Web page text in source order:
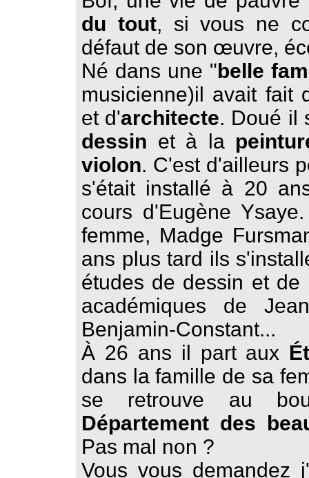
du tout, si vous ne
défaut de son œuvre,
Né dans une "belle
musicienne)il avait fait
et d'architecte. Doué il
dessin et à la
violon. C'est d'ailleurs
s'était installé à 20
cours d'Eugène
femme, Madge
ans plus tard ils
études de dessin et
académiques de
Benjamin-Constant...
À 26 ans il part aux
dans la famille de sa
se retrouve au
Département des
Pas mal non ?
Vous vous demandez